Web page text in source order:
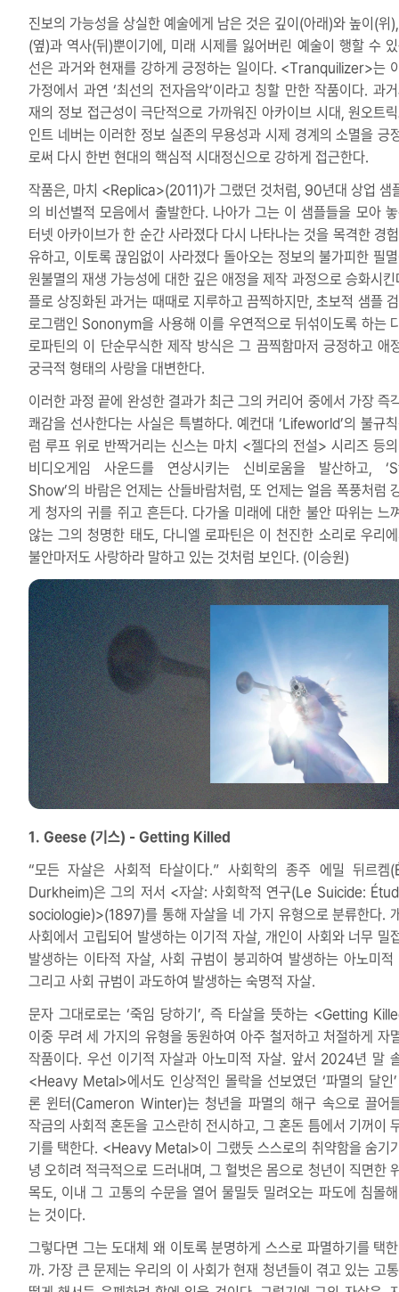
진보의 가능성을 상실한 예술에게 남은 것은 깊이(아래)와 높이(위
(옆)과 역사(뒤)뿐이기에, 미래 시제를 잃어버린 예술이 행할 수
선은 과거와 현재를 강하게 긍정하는 일이다. <Tranquilizer>는
가정에서 과연 ‘최선의 전자음악’이라고 칭할 만한 작품이다. 과
재의 정보 접근성이 극단적으로 가까워진 아카이브 시대, 원오트
인트 네버는 이러한 정보 실존의 무용성과 시제 경계의 소멸을 긍
로써 다시 한번 현대의 핵심적 시대정신으로 강하게 접근한다.
작품은, 마치 <Replica>(2011)가 그랬던 것처럼, 90년대 상업 샘
의 비선별적 모음에서 출발한다. 나아가 그는 이 샘플들을 모아
터넷 아카이브가 한 순간 사라졌다 다시 나타나는 것을 목격한 경
유하고, 이토록 끊임없이 사라졌다 돌아오는 정보의 불가피한 필
원불멸의 재생 가능성에 대한 깊은 애정을 제작 과정으로 승화시킨
플로 상징화된 과거는 때때로 지루하고 끔찍하지만, 초보적 샘플
로그램인 Sononym을 사용해 이를 우연적으로 뒤섞이도록 하는
로파틴의 이 단순무식한 제작 방식은 그 끔찍함마저 긍정하고 애
궁극적 형태의 사랑을 대변한다.
이러한 과정 끝에 완성한 결과가 최근 그의 커리어 중에서 가장 즉
쾌감을 선사한다는 사실은 특별하다. 예컨대 ‘Lifeworld’의 불규
럼 루프 위로 반짝거리는 신스는 마치 <젤다의 전설> 시리즈 등
비디오게임 사운드를 연상시키는 신비로움을 발산하고,
Show’의 바람은 언제는 산들바람처럼, 또 언제는 얼음 폭풍처럼
게 청자의 귀를 쥐고 흔든다. 다가올 미래에 대한 불안 따위는 느
않는 그의 청명한 태도, 다니엘 로파틴은 이 천진한 소리로 우리
불안마저도 사랑하라 말하고 있는 것처럼 보인다. (이승원)
1. Geese (기스) - Getting Killed
“모든 자살은 사회적 타살이다.” 사회학의 종주 에밀 뒤르켐
Durkheim)은 그의 저서 <자살: 사회학적 연구(Le Suicide:
sociologie)>(1897)를 통해 자살을 네 가지 유형으로 분류한다.
사회에서 고립되어 발생하는 이기적 자살, 개인이 사회와 너무 밀
발생하는 이타적 자살, 사회 규범이 붕괴하여 발생하는 아노미적
그리고 사회 규범이 과도하여 발생하는 숙명적 자살.
문자 그대로로는 ‘죽임 당하기’, 즉 타살을 뜻하는 <Getting
이중 무려 세 가지의 유형을 동원하여 아주 철저하고 처절하게 자
작품이다. 우선 이기적 자살과 아노미적 자살. 앞서 2024년 말
<Heavy Metal>에서도 인상적인 몰락을 선보였던 ‘파멸의 달인
론 윈터(Cameron Winter)는 청년을 파멸의 해구 속으로 끌어
작금의 사회적 혼돈을 고스란히 전시하고, 그 혼돈 틈에서 기꺼이
기를 택한다. <Heavy Metal>이 그랬듯 스스로의 취약함을 숨기
녕 오히려 적극적으로 드러내며, 그 헐벗은 몸으로 청년이 직면한
목도, 이내 그 고통의 수문을 열어 물밀듯 밀려오는 파도에 침몰
는 것이다.
그렇다면 그는 도대체 왜 이토록 분명하게 스스로 파멸하기를 택
까. 가장 큰 문제는 우리의 이 사회가 현재 청년들이 겪고 있는 고